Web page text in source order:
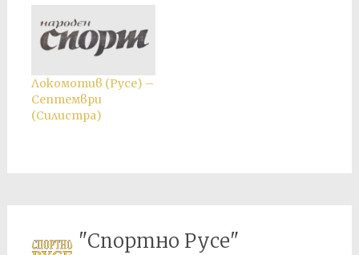
Локомотив (Русе) –
Септември
(Силистра)
"Спортно Русе"